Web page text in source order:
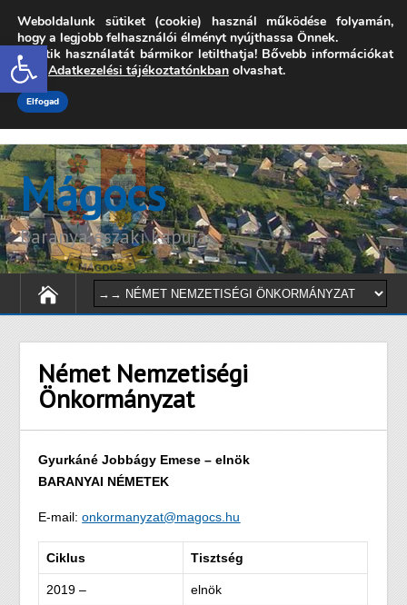
Open toolbar
7342 Mágocs, Szabadság utca 39.
onkormanyzat@magocs.hu +36 (72) 451 110
Elérhetőségek
Mágocs
Baranya északi kapuja
Német Nemzetiségi
Önkormányzat
Gyurkáné Jobbágy Emese – elnök
BARANYAI NÉMETEK
E-mail:onkormanyzat@magocs.hu
Ciklus Tisztség
2019 – elnök
Weboldalunk sütiket (cookie) használ működése folyamán,
hogy a legjobb felhasználói élményt nyújthassa Önnek.
A sütik használatát bármikor letilthatja! Bővebb információkat
erről Adatkezelési tájékoztatónkban olvashat.
Elfogad